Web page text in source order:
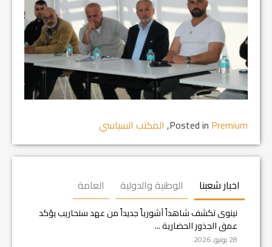
Posted in Premium
, المكتب السياسي
اخبار شعبنا الوطنية والدولية العامة
نينوى تكشف شاهداً آشورياً جديداً من عهد سنحاريب يؤكد
عمق الجذور الحضارية ...
28 يونيو, 2026